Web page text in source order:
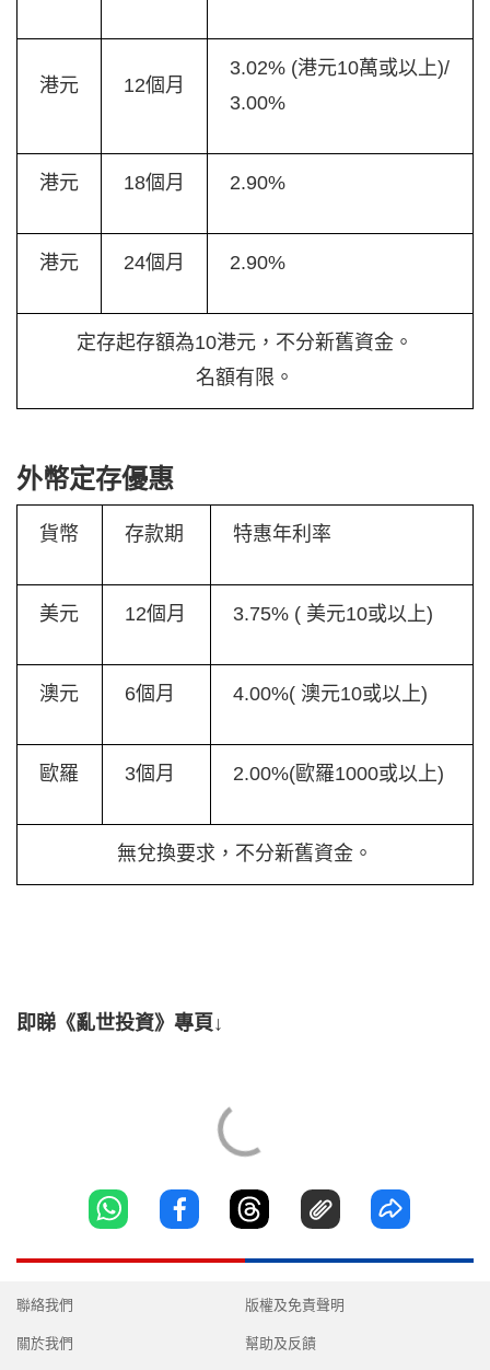
港元 12個月
3.02% (港元10萬或以上)/
3.00%
港元 18個月 2.90%
港元 24個月 2.90%
定存起存額為10港元，不分新舊資金。
名額有限。
外幣定存優惠
貨幣 存款期 特惠年利率
美元 12個月 3.75% ( 美元10或以上)
澳元 6個月 4.00%( 澳元10或以上)
歐羅 3個月 2.00%(歐羅1000或以上)
無兌換要求，不分新舊資金。
即睇《亂世投資》專頁↓
聯絡我們
關於我們
版權及免責聲明
幫助及反饋